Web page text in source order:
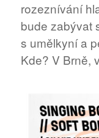
rozeznívání
bude zabývat
s umělkyní a
Kde? V Brně,